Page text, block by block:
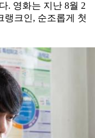
. 영화는 지난 8월 2
랭크인, 순조롭게 첫